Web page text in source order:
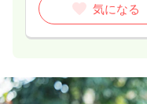
気になる